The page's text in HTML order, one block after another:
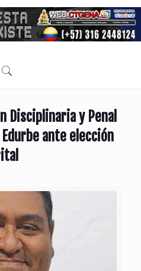
Disciplinaria y Penal
ante elección